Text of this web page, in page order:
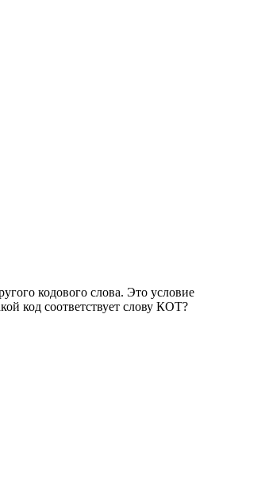
кодового слова. Это условие
код соответствует слову КОТ?